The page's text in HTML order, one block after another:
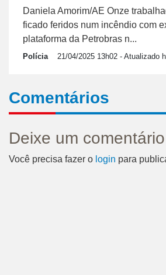
Daniela Amorim/AE Onze
ficado feridos num incêndio com
plataforma da Petrobras n...
Polícia 21/04/2025 13h02 - Atualizado
Comentários
Deixe um comentário
Você precisa fazer o login para